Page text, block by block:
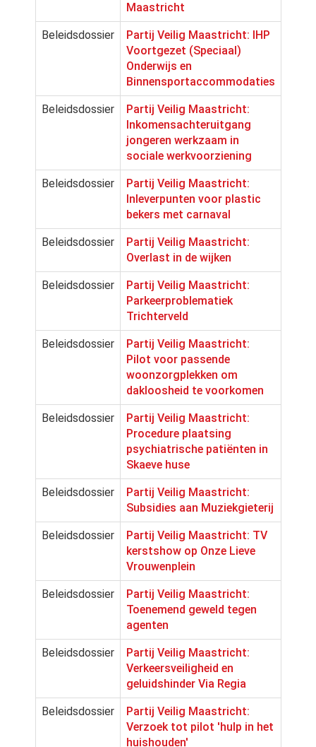
Maastricht
Beleidsdossier
Partij Veilig Maastricht: IHP
Voortgezet (Speciaal)
Onderwijs en
Binnensportaccommodaties
Beleidsdossier
Partij Veilig Maastricht:
Inkomensachteruitgang
jongeren werkzaam in
sociale werkvoorziening
Beleidsdossier
Partij Veilig Maastricht:
Inleverpunten voor plastic
bekers met carnaval
Beleidsdossier
Partij Veilig Maastricht:
Overlast in de wijken
Beleidsdossier
Partij Veilig Maastricht:
Parkeerproblematiek
Trichterveld
Beleidsdossier
Partij Veilig Maastricht:
Pilot voor passende
woonzorgplekken om
dakloosheid te voorkomen
Beleidsdossier
Partij Veilig Maastricht:
Procedure plaatsing
psychiatrische patiënten in
Skaeve huse
Beleidsdossier
Partij Veilig Maastricht:
Subsidies aan Muziekgieterij
Beleidsdossier
Partij Veilig Maastricht: TV
kerstshow op Onze Lieve
Vrouwenplein
Beleidsdossier
Partij Veilig Maastricht:
Toenemend geweld tegen
agenten
Beleidsdossier
Partij Veilig Maastricht:
Verkeersveiligheid en
geluidshinder Via Regia
Beleidsdossier
Partij Veilig Maastricht:
Verzoek tot pilot 'hulp in het
huishouden'